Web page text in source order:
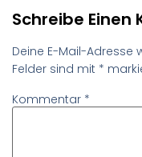
Schreibe
Deine E-Mail-Adresse
Felder sind mit *
Kommentar *